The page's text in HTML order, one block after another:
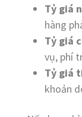
Tỷ giá
hàng
Tỷ giá
vụ, phí
Tỷ giá
khoản